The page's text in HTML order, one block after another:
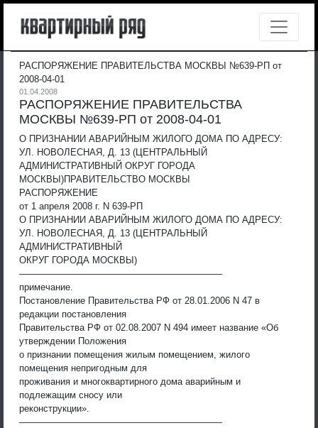
РАСПОРЯЖЕНИЕ ПРАВИТЕЛЬСТВА МОСКВЫ №639-РП от
2008-04-01
01.04.2008
РАСПОРЯЖЕНИЕ ПРАВИТЕЛЬСТВА
МОСКВЫ №639-РП от 2008-04-01
О ПРИЗНАНИИ АВАРИЙНЫМ ЖИЛОГО ДОМА ПО АДРЕСУ:
УЛ. НОВОЛЕСНАЯ, Д. 13 (ЦЕНТРАЛЬНЫЙ
АДМИНИСТРАТИВНЫЙ ОКРУГ ГОРОДА
МОСКВЫ)ПРАВИТЕЛЬСТВО МОСКВЫ
РАСПОРЯЖЕНИЕ
от 1 апреля 2008 г. N 639-РП
О ПРИЗНАНИИ АВАРИЙНЫМ ЖИЛОГО ДОМА ПО АДРЕСУ:
УЛ. НОВОЛЕСНАЯ, Д. 13 (ЦЕНТРАЛЬНЫЙ
АДМИНИСТРАТИВНЫЙ
ОКРУГ ГОРОДА МОСКВЫ)
——————————————————————
примечание.
Постановление Правительства РФ от 28.01.2006 N 47 в
редакции постановления
Правительства РФ от 02.08.2007 N 494 имеет название «Об
утверждении Положения
о признании помещения жилым помещением, жилого
помещения непригодным для
проживания и многоквартирного дома аварийным и
подлежащим сносу или
реконструкции».
——————————————————————